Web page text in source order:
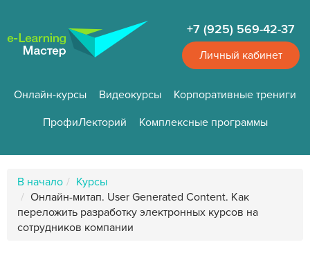
основному
содержанию
+7 (925) 569-42-37
Личный кабинет
Онлайн-курсы Видеокурсы
Корпоративные трениги
ПрофиЛекторий
Комплексные программы
ПутьВ начало
Курсы
Онлайн-митап. User Generated Content. Как
переложить разработку электронных курсов на
сотрудников компании